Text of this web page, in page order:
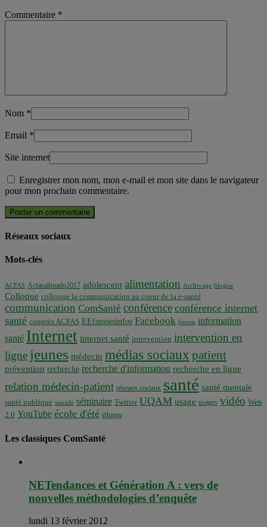
Commentaire *
Nom *
Email *
Site internet
Enregistrer mon nom, mon e-mail et mon site dans le navigateur
pour mon prochain commentaire.
Réseaux sociaux
Mots-clés
ACFAS Acfasalimado2017 adolescent alimentation Archivage blogue
Colloque colloque la communication au coeur de la e-santé
communication ComSanté conférence conférence internet
santé congrès ACFAS EEfaussesinfos Facebook forum information
santé Internet internet santé intervention intervention en
ligne jeunes médecin médias sociaux patient
prévention recherche recherche d'information recherche en ligne
relation médecin-patient réseaux sociaux santé santé mentale
santé publique suicide séminaire Twitter UQAM usage usages vidéo Web
2.0 YouTube école d'été éthique
Les classiques ComSanté
NETendances et Génération A : vers de
nouvelles méthodologies d’enquête
lundi 13 février 2012